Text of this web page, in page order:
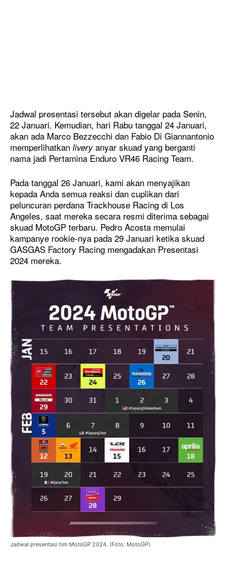
Jadwal presentasi tersebut akan digelar pada Senin,
22 Januari. Kemudian, hari Rabu tanggal 24 Januari,
akan ada Marco Bezzecchi dan Fabio Di Giannantonio
memperlihatkan livery anyar skuad yang berganti
nama jadi Pertamina Enduro VR46 Racing Team.
Pada tanggal 26 Januari, kami akan menyajikan
kepada Anda semua reaksi dan cuplikan dari
peluncuran perdana Trackhouse Racing di Los
Angeles, saat mereka secara resmi diterima sebagai
skuad MotoGP terbaru. Pedro Acosta memulai
kampanye rookie-nya pada 29 Januari ketika skuad
GASGAS Factory Racing mengadakan Presentasi
2024 mereka.
Jadwal presentasi tim MotoGP 2024. (Foto: MotoGP)